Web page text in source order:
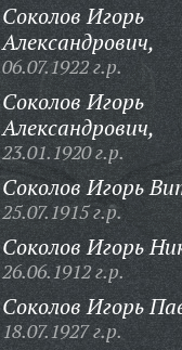
Соколов Игорь
Александрович,
06.07.1922 г.р.
Соколов Игорь
Александрович,
23.01.1920 г.р.
Соколов Игорь
25.07.1915 г.р.
Соколов Игорь
26.06.1912 г.р.
Соколов Игорь
18.07.1927 г.р.